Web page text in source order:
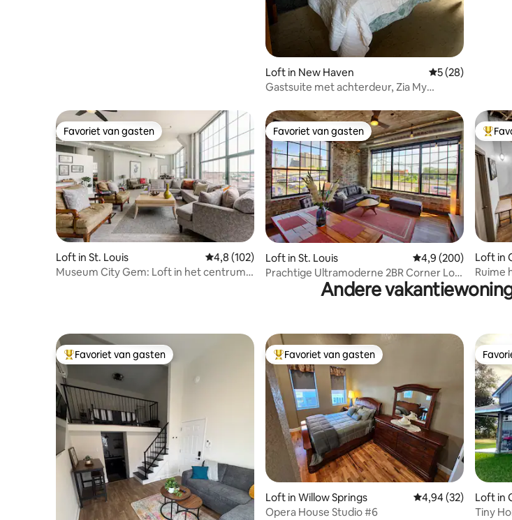
Loft in New Haven Gemiddelde
5 (28)
Gastsuite met achterdeur, Zia My
Favoriet van gasten
Favoriet van gasten
Loft in St. Louis Gemiddelde beoordeling van 4,8 uit 5, 102 recensies
4,8 (102)
Museum City Gem: Loft in het centrum,
Favoriet van gasten
Favoriet van gasten
Loft in St. Louis Gemiddelde
4,9 (200)
Prachtige Ultramoderne 2BR Corner Loft
+ Werkruimte
Loft in
Ruime
Andere
Topfavoriet van gasten
Favoriet van gasten Topfavoriet van gasten
Favoriet van gasten
Loft in Willow Springs Gemiddelde
4,94 (32)
Opera House Studio #6
Loft in
Tiny